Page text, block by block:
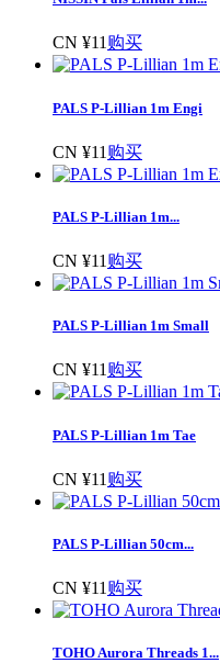
CN ¥11购买
PALS P-Lillian 1m Engi
CN ¥11 购买
PALS P-Lillian 1m...
CN ¥11 购买
PALS P-Lillian 1m Small
CN ¥11购买
PALS P-Lillian 1m Tae
CN ¥11 购买
PALS P-Lillian 50cm...
CN ¥11 购买
TOHO Aurora Threads 1...